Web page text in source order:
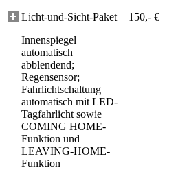
Licht-und-Sicht-Paket
Innenspiegel
automatisch
abblendend;
Regensensor;
Fahrlichtschaltung
automatisch mit LED-
Tagfahrlicht sowie
COMING HOME-
Funktion und
LEAVING-HOME-
Funktion
150,- €